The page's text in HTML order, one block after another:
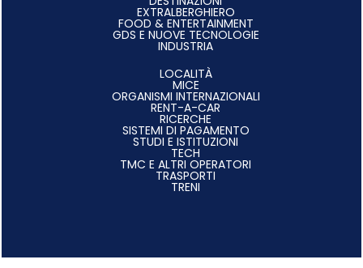
EXTRALBERGHIERO
FOOD & ENTERTAINMENT
GDS E NUOVE TECNOLOGIE
INDUSTRIA
LOCALITÀ
MICE
ORGANISMI INTERNAZIONALI
RENT-A-CAR
RICERCHE
SISTEMI DI PAGAMENTO
STUDI E ISTITUZIONI
TECH
TMC E ALTRI OPERATORI
TRASPORTI
TRENI